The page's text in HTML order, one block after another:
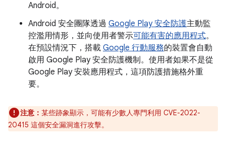
Android。
Android 安全團隊透過 Google Play 安全防護主動監
控濫用情形，並向使用者警示可能有害的應用程式。
在預設情況下，搭載 Google 行動服務的裝置會自動
啟用 Google Play 安全防護機制。使用者如果不是從
Google Play 安裝應用程式，這項防護措施格外重
要。
注意： 某些跡象顯示，可能有少數人專門利用 CVE-2022-
20415 這個安全漏洞進行攻擊。